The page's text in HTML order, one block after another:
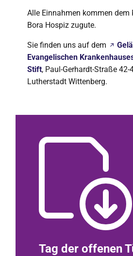
Alle Einnahmen kommen dem
Bora Hospiz zugute.
Sie finden uns auf dem
Evangelischen
Stift, Paul-Gerhardt-Straße
Lutherstadt Wittenberg.
Tag der offenen